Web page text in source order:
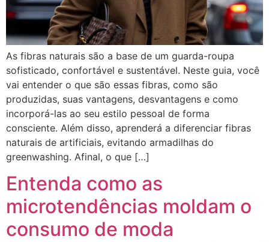
As fibras naturais são a base de um guarda-roupa
sofisticado, confortável e sustentável. Neste guia, você
vai entender o que são essas fibras, como são
produzidas, suas vantagens, desvantagens e como
incorporá-las ao seu estilo pessoal de forma
consciente. Além disso, aprenderá a diferenciar fibras
naturais de artificiais, evitando armadilhas do
greenwashing. Afinal, o que […]
Entenda como as
microtendências moldam o
consumo de moda